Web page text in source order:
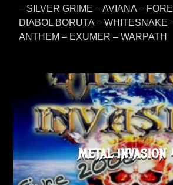
– SILVER GRIME – AVIANA –
DIABOL BORUTA – WHITESNAKE
ANTHEM – EXUMER – WARPATH
METAL